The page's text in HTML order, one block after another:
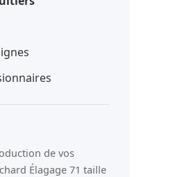
de vos
Élagage 71 taille